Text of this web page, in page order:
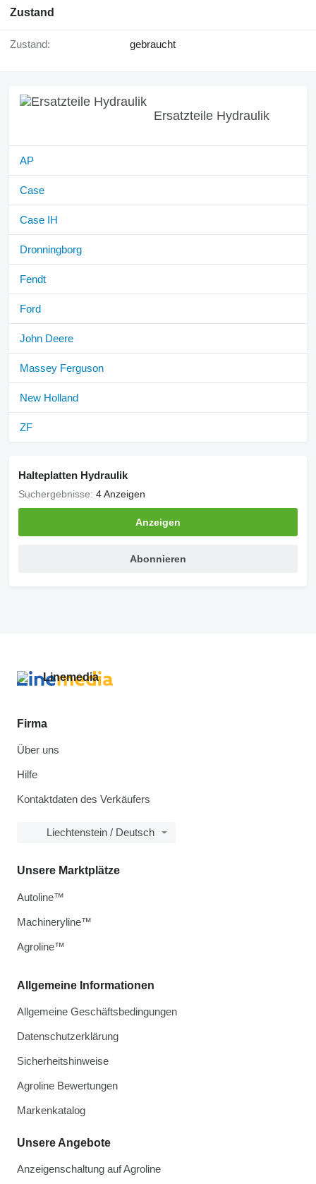
Zustand
Zustand: gebraucht
Ersatzteile Hydraulik
AP
Case
Case IH
Dronningborg
Fendt
Ford
John Deere
Massey Ferguson
New Holland
ZF
Halteplatten Hydraulik
Suchergebnisse: 4 Anzeigen
Anzeigen
Abonnieren
Firma
Über uns
Hilfe
Kontaktdaten des Verkäufers
Liechtenstein / Deutsch
Allgemeine Informationen
Allgemeine Geschäftsbedingungen
Datenschutzerklärung
Sicherheitshinweise
Agroline Bewertungen
Markenkatalog
Unsere Angebote
Anzeigenschaltung auf Agroline
Unsere Marktplätze
Autoline™
Machineryline™
Agroline™